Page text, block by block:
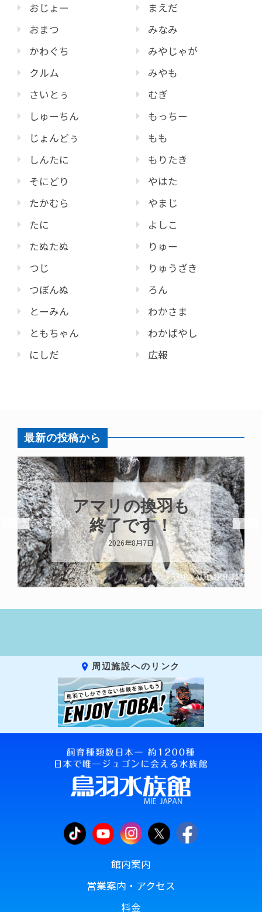
おじょー
おまつ
かわぐち
クルム
さいとぅ
しゅーちん
じょんどぅ
しんたに
そにどり
たかむら
たに
たぬたぬ
つじ
つぼんぬ
とーみん
ともちゃん
にしだ
まえだ
みなみ
みやじゃが
みやも
むぎ
もっちー
もも
もりたき
やはた
やまじ
よしこ
りゅー
りゅうざき
ろん
わかさま
わかばやし
広報
最新の投稿から
トビウオ幼魚展
示中！
2026年8月6日
周辺施設へのリンク
館内案内
営業案内・アクセス
料金